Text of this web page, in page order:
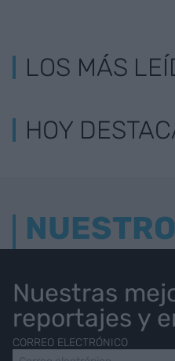
LOS MÁS
HOY
Nuestras
reportajes y
CORREO ELECTRÓNICO